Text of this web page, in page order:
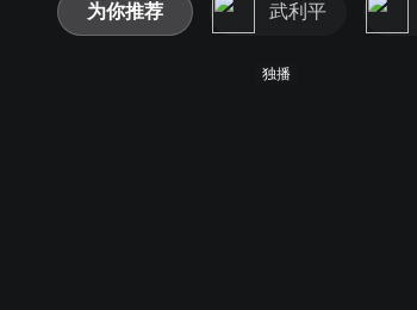
为你推荐 武利平
独播